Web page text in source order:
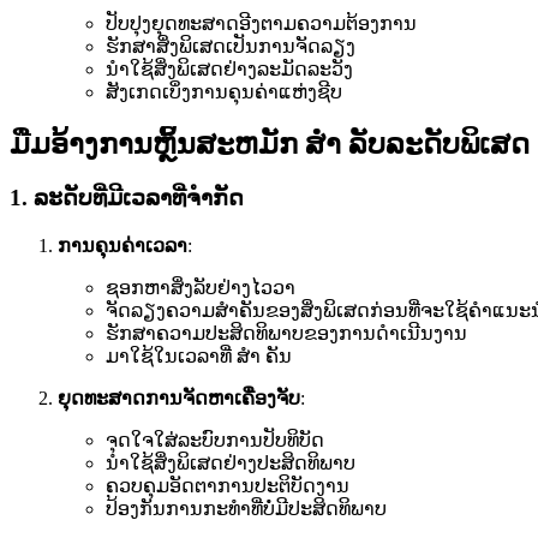
ປັບປຸງຍຸດທະສາດອີງຕາມຄວາມຕ້ອງການ
ຮັກສາສິ່ງພິເສດເປັນການຈັດລຽງ
ນໍາໃຊ້ສິ່ງພິເສດຢ່າງລະມັດລະວັງ
ສັງເກດເບິ່ງການຄຸນຄ່າແຫ່ງຊີບ
ມືມອ້າງການຫຼິ້ນສະຫມັກ ສຳ ລັບລະດັບພິເສດ
1. ລະດັບທີ່ມີເວລາທີ່ຈຳກັດ
ການຄຸນຄ່າເວລາ:
ຊອກຫາສິ່ງລັບຢ່າງໄວວາ
ຈັດລຽງຄວາມສໍາຄັນຂອງສິ່ງພິເສດກ່ອນທີ່ຈະໃຊ້ຄໍາແນະ
ຮັກສາຄວາມປະສິດທິພາບຂອງການດໍາເນີນງານ
ມາໃຊ້ໃນເວລາທີ່ ສຳ ຄັນ
ຍຸດທະສາດການຈັດຫາເຄື່ອງຈັບ:
ຈຸດໃຈໃສ່ລະບົບການປັບທິບັດ
ນໍາໃຊ້ສິ່ງພິເສດຢ່າງປະສິດທິພາບ
ຄວບຄຸມອັດຕາການປະຕິບັດງານ
ປ້ອງກັນການກະທໍາທີ່ບໍ່ມີປະສິດທິພາບ